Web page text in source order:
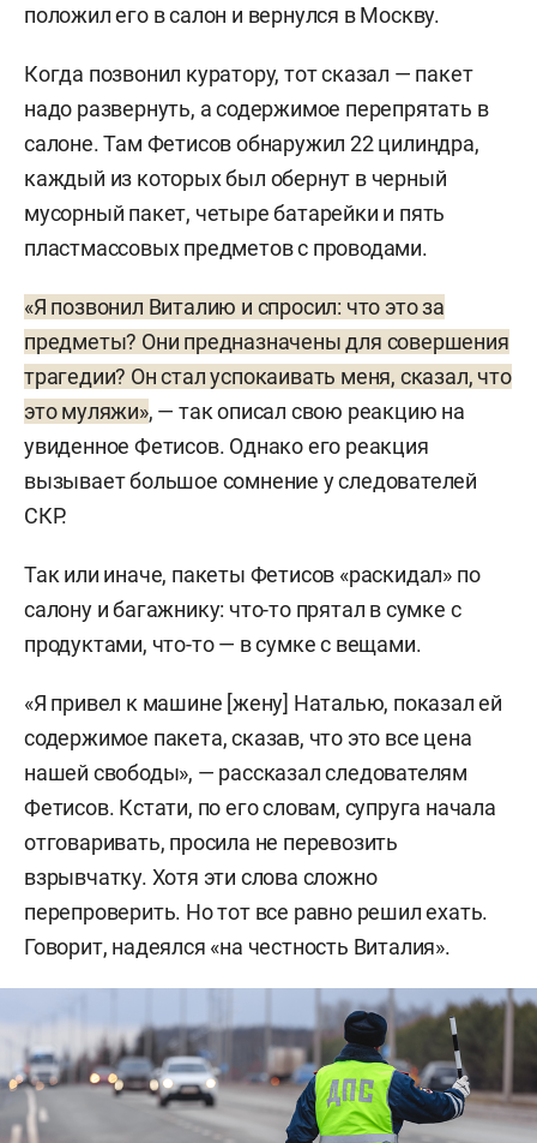
положил его в салон и вернулся в Москву.
Когда позвонил куратору, тот сказал — пакет
надо развернуть, а содержимое перепрятать в
салоне. Там Фетисов обнаружил 22 цилиндра,
каждый из которых был обернут в черный
мусорный пакет, четыре батарейки и пять
пластмассовых предметов с проводами.
«Я позвонил Виталию и спросил: что это за
предметы? Они предназначены для совершения
трагедии? Он стал успокаивать меня, сказал, что
это муляжи», — так описал свою реакцию на
увиденное Фетисов. Однако его реакция
вызывает большое сомнение у следователей
СКР.
Так или иначе, пакеты Фетисов «раскидал» по
салону и багажнику: что-то прятал в сумке с
продуктами, что-то — в сумке с вещами.
«Я привел к машине [жену] Наталью, показал ей
содержимое пакета, сказав, что это все цена
нашей свободы», — рассказал следователям
Фетисов. Кстати, по его словам, супруга начала
отговаривать, просила не перевозить
взрывчатку. Хотя эти слова сложно
перепроверить. Но тот все равно решил ехать.
Говорит, надеялся «на честность Виталия».